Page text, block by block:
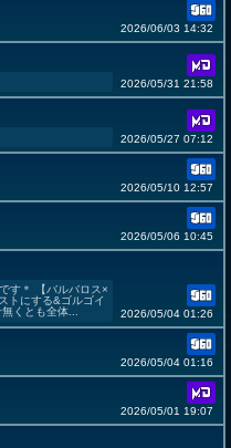
2026/06/03 14:32
2026/05/31 21:58
2026/05/27 07:12
2026/05/10 12:57
2026/05/06 10:45
す＊ 【バルバロス×
トにする&ゴルゴイ
くとも全体...
2026/05/04 01:26
2026/05/04 01:16
2026/05/01 19:07